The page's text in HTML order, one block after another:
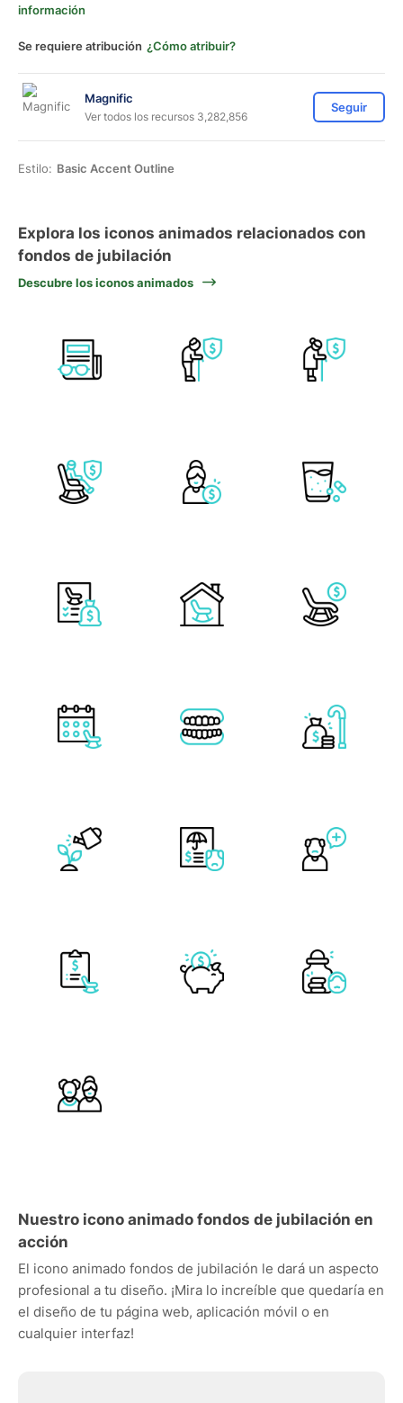
información
Se requiere atribución ¿Cómo atribuir?
Magnific
Ver todos los recursos 3,282,856
Seguir
Estilo: Basic Accent Outline
Explora los iconos animados relacionados con
fondos de jubilación
Descubre los iconos animados
Nuestro icono animado fondos de jubilación en
acción
El icono animado fondos de jubilación le dará un aspecto
profesional a tu diseño. ¡Mira lo increíble que quedaría en
el diseño de tu página web, aplicación móvil o en
cualquier interfaz!